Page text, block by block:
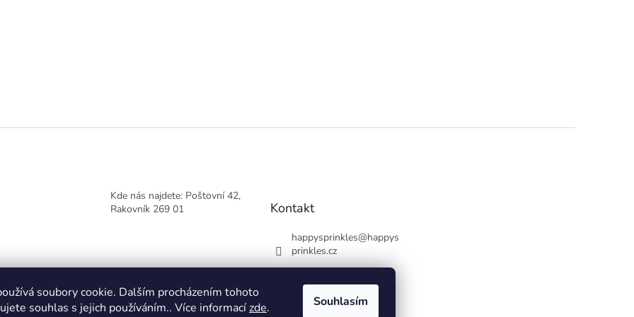
soubory cookie. Dalším procházením tohoto
souhlas s jejich používáním.. Více informacízde. Souhlasím
Kde nás najdete: Poštovní 42,
Rakovník 269 01
Kontakt
happysprinkles@happys
prinkles.cz
+420736770446